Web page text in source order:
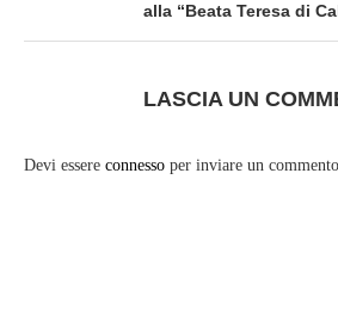
alla “Beata Teresa di
LASCIA UN
Devi essere connesso per inviare un